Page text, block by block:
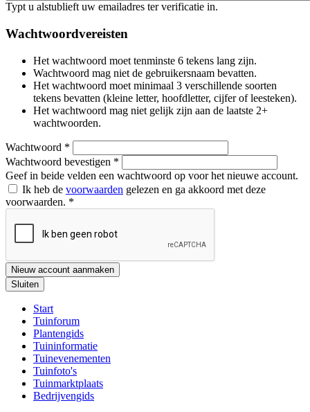
Typt u alstublieft uw emailadres ter verificatie in.
Wachtwoordvereisten
Het wachtwoord moet tenminste 6 tekens lang zijn.
Wachtwoord mag niet de gebruikersnaam bevatten.
Het wachtwoord moet minimaal 3 verschillende soorten
tekens bevatten (kleine letter, hoofdletter, cijfer of leesteken).
Het wachtwoord mag niet gelijk zijn aan de laatste 2+
wachtwoorden.
Wachtwoord *
Wachtwoord bevestigen *
Geef in beide velden een wachtwoord op voor het nieuwe account.
Ik heb de voorwaarden gelezen en ga akkoord met deze
voorwaarden. *
Nieuw account aanmaken
Sluiten
Start
Tuinforum
Plantengids
Tuininformatie
Tuinevenementen
Tuinfoto's
Tuinmarktplaats
Bedrijvengids